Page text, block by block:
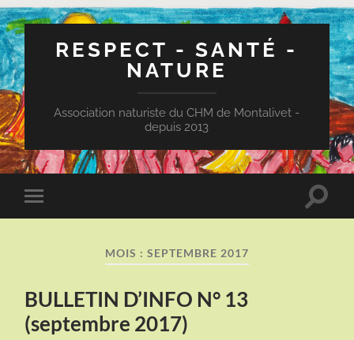
RESPECT - SANTÉ -
NATURE
Association naturiste du CHM de Montalivet -
depuis 2013
Toggle
mobile
Toggle
MOIS : SEPTEMBRE 2017
BULLETIN D’INFO N° 13
(septembre 2017)